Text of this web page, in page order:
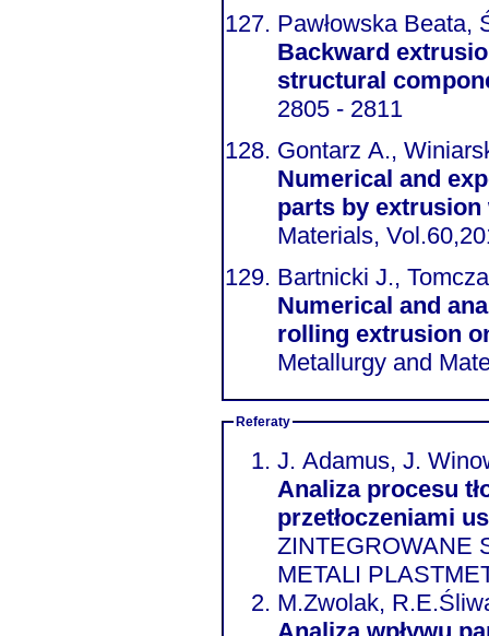
Pawłowska Beata,
Backward
structural
2805 - 2811
Gontarz A.,
Numerical and
parts by extrusion
Materials,
Bartnicki J.,
Numerical and
rolling extrusion
Metallurgy and
Referaty
J. Adamus, J.
Analiza procesu
przetłoczeniami
ZINTEGROWANE
METALI
M.Zwolak,